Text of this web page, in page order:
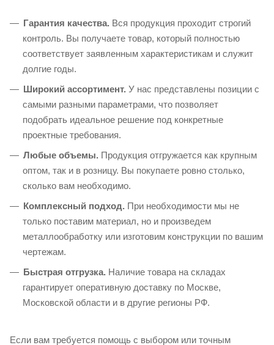
Гарантия качества. Вся продукция проходит строгий
контроль. Вы получаете товар, который полностью
соответствует заявленным характеристикам и служит
долгие годы.
Широкий ассортимент. У нас представлены позиции с
самыми разными параметрами, что позволяет
подобрать идеальное решение под конкретные
проектные требования.
Любые объемы. Продукция отгружается как крупным
оптом, так и в розницу. Вы покупаете ровно столько,
сколько вам необходимо.
Комплексный подход. При необходимости мы не
только поставим материал, но и произведем
металлообработку или изготовим конструкции по вашим
чертежам.
Быстрая отгрузка. Наличие товара на складах
гарантирует оперативную доставку по Москве,
Московской области и в другие регионы РФ.
Если вам требуется помощь с выбором или точным